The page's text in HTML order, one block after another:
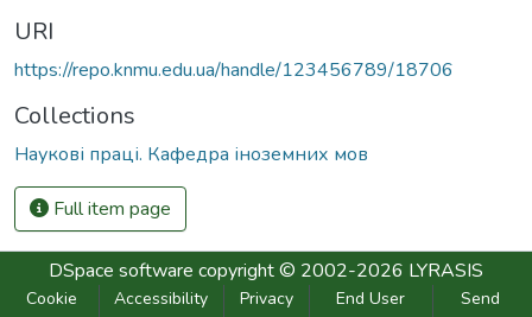
URI
https://repo.knmu.edu.ua/handle/123456789/18706
Collections
Наукові праці. Кафедра іноземних мов
Full item page
DSpace software copyright © 2002-2026 LYRASIS
Cookie
Accessibility
Privacy
End User
Send